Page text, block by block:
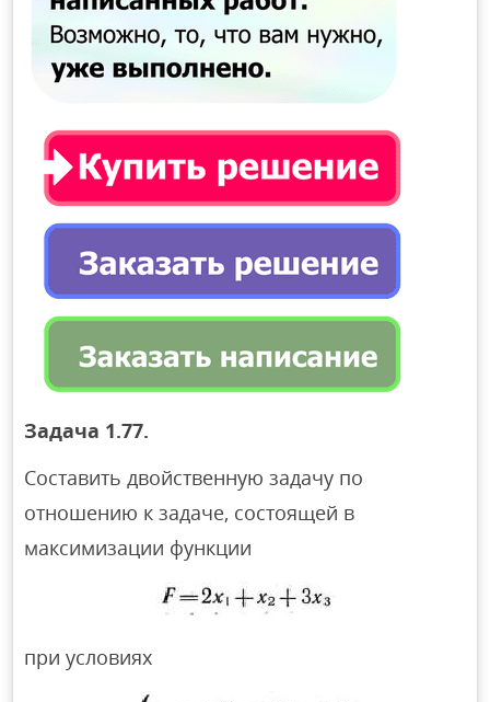
Задача 1.77.
Составить двойственную задачу по
отношению к задаче, состоящей в
максимизации функции
при условиях